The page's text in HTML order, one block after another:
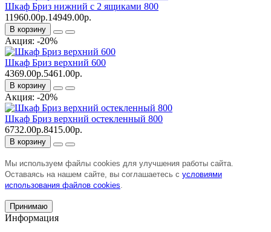
Шкаф Бриз нижний с 2 ящиками 800
11960.00р.14949.00р.
В корзину
Акция: -20%
Шкаф Бриз верхний 600
4369.00р.5461.00р.
В корзину
Акция: -20%
Шкаф Бриз верхний остекленный 800
6732.00р.8415.00р.
В корзину
Мы используем файлы cookies для улучшения работы сайта.
Оставаясь на нашем сайте, вы соглашаетесь с условиями
использования файлов cookies
Принимаю
Информация